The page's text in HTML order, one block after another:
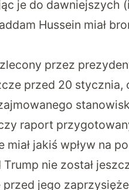
je do dawniejszych
Hussein miał
przez
przed 20 stycznia,
raport
jakiś wpływ na
nie został
jego